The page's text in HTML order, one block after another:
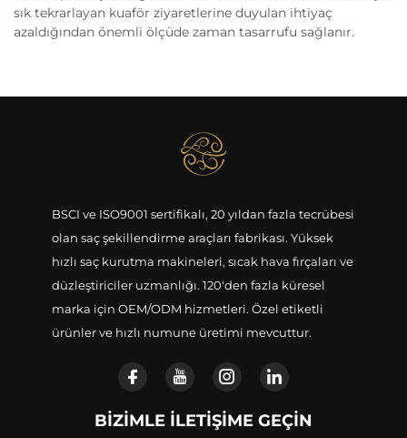
sık tekrarlayan kuaför ziyaretlerine duyulan ihtiyaç
azaldığından önemli ölçüde zaman tasarrufu sağlanır.
BSCI ve ISO9001 sertifikalı, 20 yıldan fazla tecrübesi
olan saç şekillendirme araçları fabrikası. Yüksek
hızlı saç kurutma makineleri, sıcak hava fırçaları ve
düzleştiriciler uzmanlığı. 120'den fazla küresel
marka için OEM/ODM hizmetleri. Özel etiketli
ürünler ve hızlı numune üretimi mevcuttur.
BIZIMLE İLETIŞIME GEÇIN